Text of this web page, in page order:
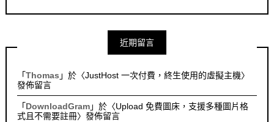
近期留言
「Thomas 」於〈JustHost 一次付費，終生使用的虛擬主機〉
發佈留言
「 DownloadGram」於〈Upload 免費圖床，支援多種圖片格
式且不需要註冊〉發佈留言